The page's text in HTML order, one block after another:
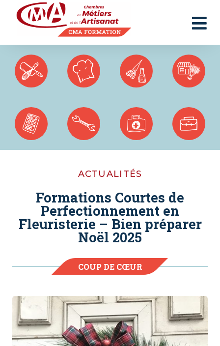
ACTUALITÉS
Formations Courtes de
Perfectionnement en
Fleuristerie – Bien préparer
Noël 2025
COUP DE CŒUR
Panneau de gestion des cookies